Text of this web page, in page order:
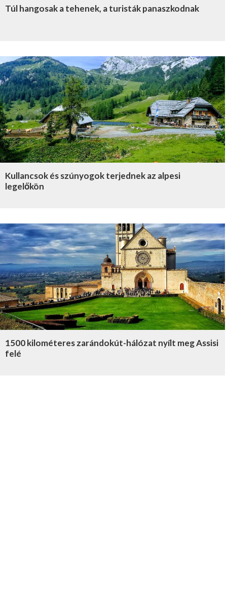
Túl hangosak a tehenek, a turisták panaszkodnak
Kullancsok és szúnyogok terjednek az alpesi
legelőkön
1500 kilométeres zarándokút-hálózat nyílt meg Assisi
felé